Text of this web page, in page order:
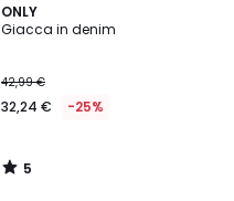
ONLY
Giacca in denim
42,99 €
32,24 € -25%
5
/
5
/